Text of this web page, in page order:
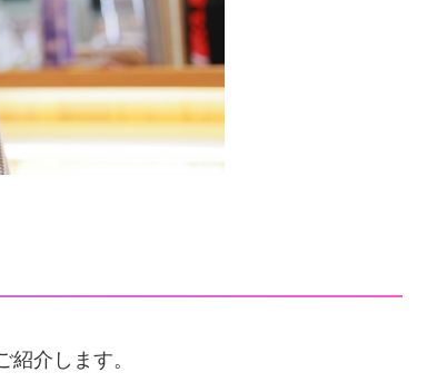
介します。